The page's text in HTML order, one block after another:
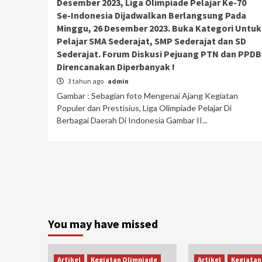
Desember 2023, Liga Olimpiade Pelajar Ke-70
Se-Indonesia Dijadwalkan Berlangsung Pada
Minggu, 26 Desember 2023. Buka Kategori Untuk
Pelajar SMA Sederajat, SMP Sederajat dan SD
Sederajat. Forum Diskusi Pejuang PTN dan PPDB
Direncanakan Diperbanyak !
3 tahun ago admin
Gambar : Sebagian foto Mengenai Ajang Kegiatan
Populer dan Prestisius, Liga Olimpiade Pelajar Di
Berbagai Daerah Di Indonesia Gambar II...
You may have missed
Artikel
Kegiatan Olimpiade
Artikel